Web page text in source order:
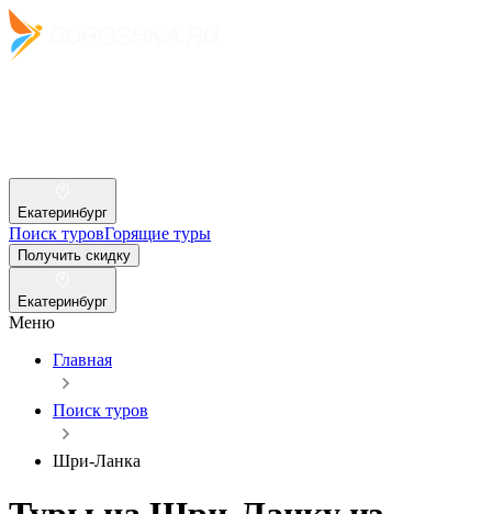
Екатеринбург
Поиск туровГорящие туры
Получить скидку
Екатеринбург
Меню
Главная
Поиск туров
Шри-Ланка